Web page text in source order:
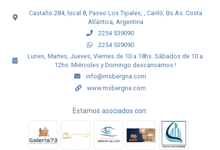
Castaño 284, local 8, Paseo Los Tipales, , Cariló, Bs.As. Costa
Atlántica, Argentina
2254 539090
2254 539090
Lunes, Martes, Jueves, Viernes de 10 a 18hs. Sábados de 10 a
12hs. Miércoles y Domingo descansamos !
info@msbergna.com
www.msbergna.com
Estamos asociados con: